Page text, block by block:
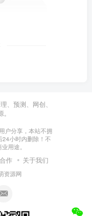
、预测、网创、
户分享，本站不拥
24小时内删除！不
用途。
作 关于我们
资源网